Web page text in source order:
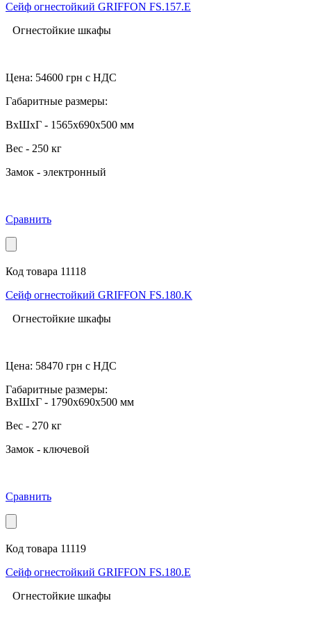
Сейф огнестойкий GRIFFON FS.157.Е
Огнестойкие шкафы
Цена: 54600 грн с НДС
Габаритные размеры:
ВхШхГ - 1565x690x500 мм
Вес - 250 кг
Замок - электронный
Сравнить
Код товара 11118
Сейф огнестойкий GRIFFON FS.180.K
Огнестойкие шкафы
Цена: 58470 грн с НДС
Габаритные размеры:
ВхШхГ - 1790x690x500 мм
Вес - 270 кг
Замок - ключевой
Сравнить
Код товара 11119
Сейф огнестойкий GRIFFON FS.180.Е
Огнестойкие шкафы